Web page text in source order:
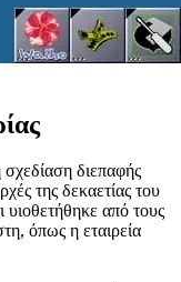
διεπαφής
της δεκαετίας του